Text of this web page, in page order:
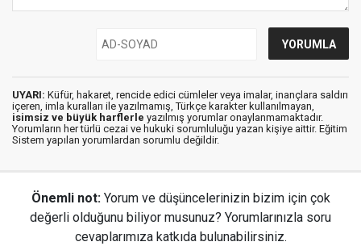
UYARI: Küfür, hakaret, rencide edici cümleler veya imalar, inançlara saldırı
içeren, imla kuralları ile yazılmamış, Türkçe karakter kullanılmayan,
isimsiz ve büyük harflerle yazılmış yorumlar onaylanmamaktadır.
Yorumların her türlü cezai ve hukuki sorumluluğu yazan kişiye aittir. Eğitim
Sistem yapılan yorumlardan sorumlu değildir.
Önemli not: Yorum ve düşüncelerinizin bizim için çok
değerli olduğunu biliyor musunuz? Yorumlarınızla soru
cevaplarımıza katkıda bulunabilirsiniz.